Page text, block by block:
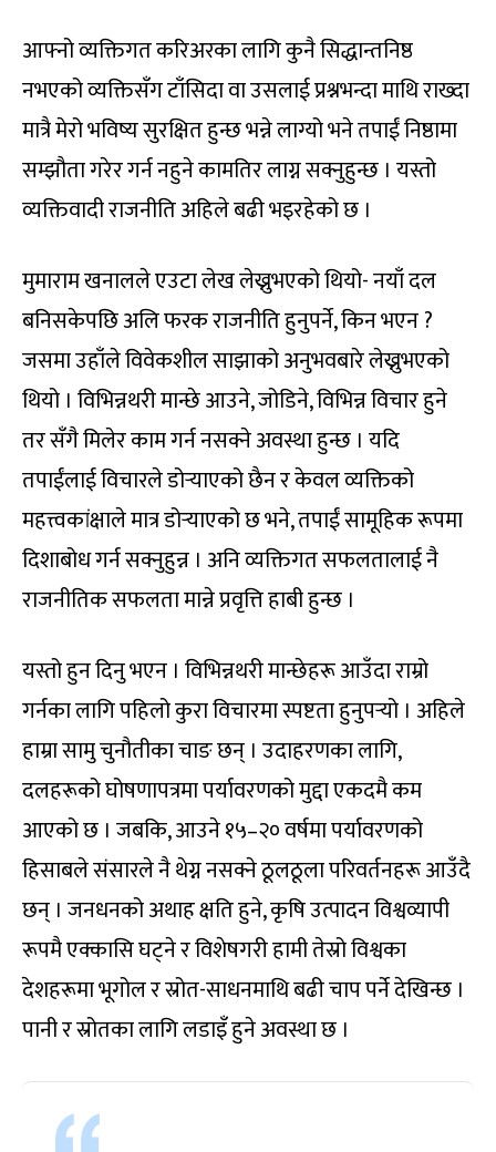
आफ्नो व्यक्तिगत करिअरका लागि कुनै सिद्धान्तनिष्ठ
नभएको व्यक्तिसँग टाँसिदा वा उसलाई प्रश्नभन्दा माथि राख्दा
मात्रै मेरो भविष्य सुरक्षित हुन्छ भन्ने लाग्यो भने तपाईं निष्ठामा
सम्झौता गरेर गर्न नहुने कामतिर लाग्न सक्नुहुन्छ । यस्तो
व्यक्तिवादी राजनीति अहिले बढी भइरहेको छ ।
मुमाराम खनालले एउटा लेख लेख्नुभएको थियो- नयाँ दल
बनिसकेपछि अलि फरक राजनीति हुनुपर्ने, किन भएन ?
जसमा उहाँले विवेकशील साझाको अनुभवबारे लेख्नुभएको
थियो । विभिन्नथरी मान्छे आउने, जोडिने, विभिन्न विचार हुने
तर सँगै मिलेर काम गर्न नसक्ने अवस्था हुन्छ । यदि
तपाईंलाई विचारले डोर्‍याएको छैन र केवल व्यक्तिको
महत्त्वकांक्षाले मात्र डोर्‍याएको छ भने, तपाईं सामूहिक रूपमा
दिशाबोध गर्न सक्नुहुन्न । अनि व्यक्तिगत सफलतालाई नै
राजनीतिक सफलता मान्ने प्रवृत्ति हाबी हुन्छ ।
यस्तो हुन दिनु भएन । विभिन्नथरी मान्छेहरू आउँदा राम्रो
गर्नका लागि पहिलो कुरा विचारमा स्पष्टता हुनुपर्‍यो । अहिले
हाम्रा सामु चुनौतीका चाङ छन् । उदाहरणका लागि,
दलहरूको घोषणापत्रमा पर्यावरणको मुद्दा एकदमै कम
आएको छ । जबकि, आउने १५–२० वर्षमा पर्यावरणको
हिसाबले संसारले नै थेग्न नसक्ने ठूलठूला परिवर्तनहरू आउँदै
छन् । जनधनको अथाह क्षति हुने, कृषि उत्पादन विश्वव्यापी
रूपमै एक्कासि घट्ने र विशेषगरी हामी तेस्रो विश्वका
देशहरूमा भूगोल र स्रोत-साधनमाथि बढी चाप पर्ने देखिन्छ ।
पानी र स्रोतका लागि लडाइँ हुने अवस्था छ ।